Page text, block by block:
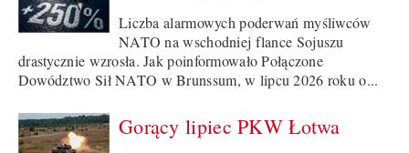
Liczba alarmowych poderwań myśliwców
NATO na wschodniej flance Sojuszu
drastycznie wzrosła. Jak poinformowało Połączone
Dowództwo Sił NATO w Brunssum, w lipcu 2026 roku o...
Gorący lipiec PKW Łotwa